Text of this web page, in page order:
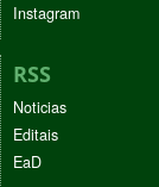
Instagram
RSS
Noticias
Editais
EaD